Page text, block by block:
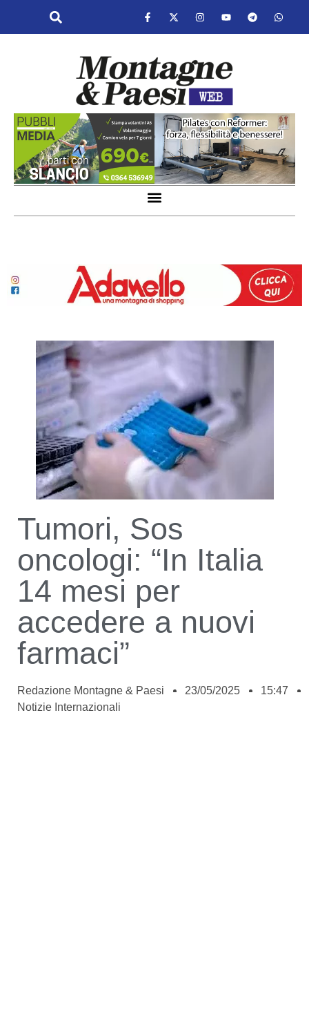
Tumori, Sos
oncologi: “In Italia
14 mesi per
accedere a nuovi
farmaci”
Redazione Montagne & Paesi 23/05/2025
15:47
Notizie Internazionali